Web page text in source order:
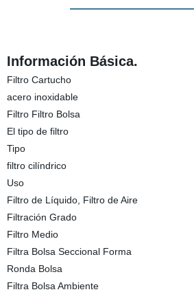
Información Básica.
Filtro Cartucho
acero inoxidable
Filtro Filtro Bolsa
El tipo de filtro
Tipo
filtro cilíndrico
Uso
Filtro de Líquido, Filtro de Aire
Filtración Grado
Filtro Medio
Filtra Bolsa Seccional Forma
Ronda Bolsa
Filtra Bolsa Ambiente